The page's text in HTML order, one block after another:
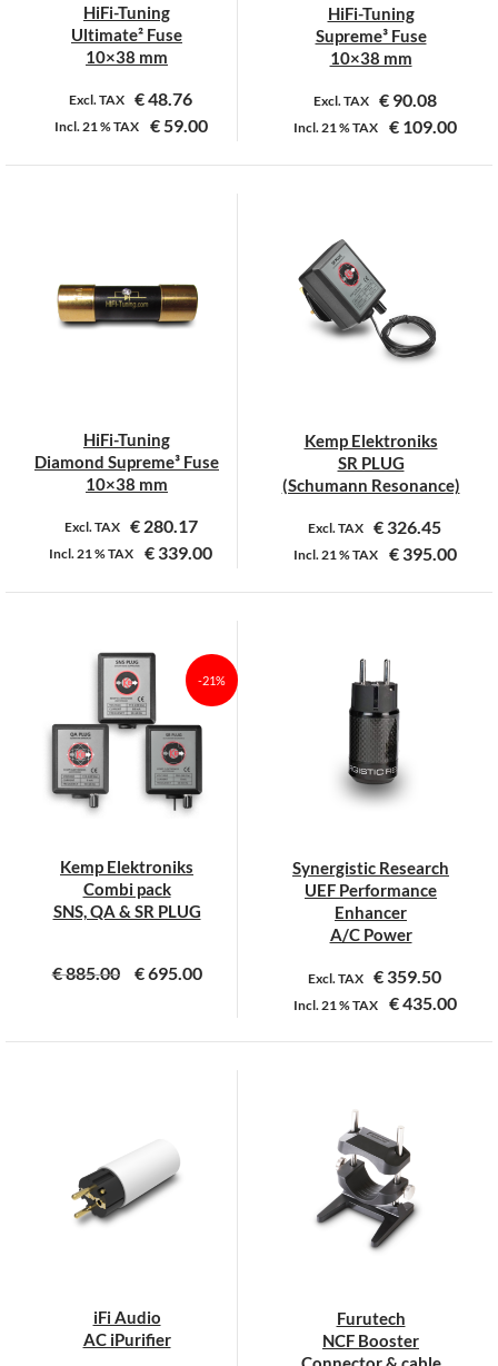
de
productpagina
de
productpagina
HiFi-Tuning
Ultimate² Fuse
10×38 mm
Excl. TAX €48.76
Incl.21 %TAX €59.00
Dit
Deze
optie
de
productpagina
HiFi-Tuning
Supreme³ Fuse
10×38 mm
Excl. TAX €90.08
Incl.21 %TAX €109.00
Dit
variaties.
Deze
optie
kan
de
productpagina
HiFi-Tuning
Diamond Supreme³ Fuse
10×38 mm
Excl. TAX €280.17
Incl.21 %TAX € 339.00
Dit
heeft
meerdere
variaties.
Deze
gekozen
de
productpagina
Kemp Elektroniks
SR PLUG
(Schumann Resonance)
Excl. TAX € 326.45
Incl.21 %TAX €395.00
Dit
meerdere
variaties.
Deze
optie
kan
gekozen
de
productpagina
-21%
Kemp Elektroniks
Combi pack
SNS, QA & SR PLUG
€885.00 €695.00
Dit
Deze
optie
de
productpagina
Synergistic Research
UEF Performance
Enhancer
A/C Power
Excl. TAX € 359.50
Incl.21 %TAX €435.00
iFi Audio
AC iPurifier
Furutech
NCF Booster